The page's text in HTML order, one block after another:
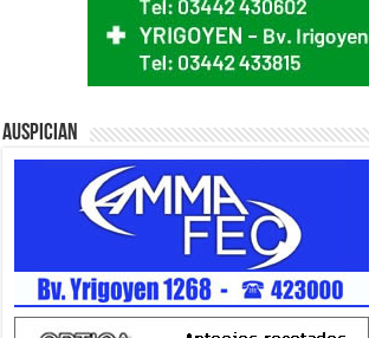
Auspician